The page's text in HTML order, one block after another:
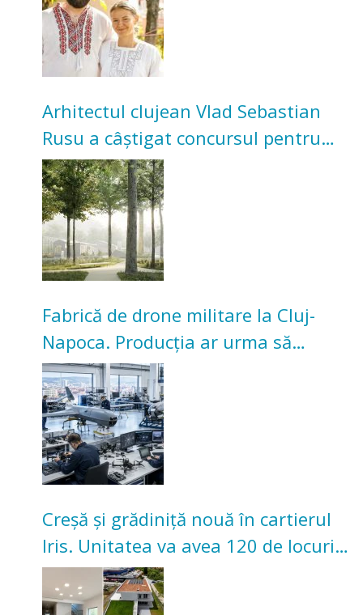
Arhitectul clujean Vlad Sebastian
Rusu a câștigat concursul pentru
transformarea Grădinii Casei
Universitarilor
Fabrică de drone militare la Cluj-
Napoca. Producția ar urma să
înceapă în toamna acestui an
Creșă și grădiniță nouă în cartierul
Iris. Unitatea va avea 120 de locuri
pentru copii